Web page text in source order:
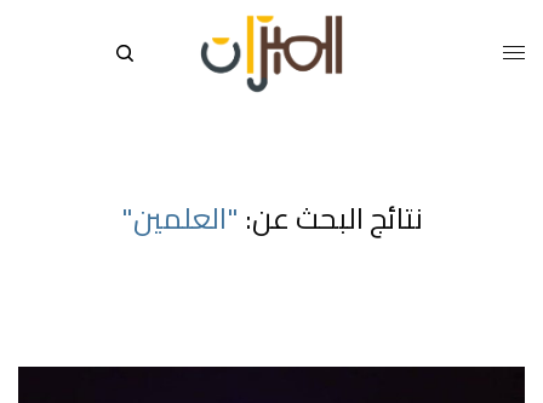
نتائج البحث عن: "العلمين"